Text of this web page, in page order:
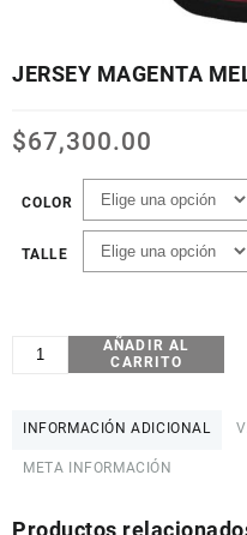
JERSEY MAGENTA
$67,300.00
COLOR
TALLE
JERSEY
MAGENTA
ESCALADOR
cantidad
AÑADIR AL
CARRITO
INFORMACIÓN ADICIONAL
META INFORMACIÓN
Productos